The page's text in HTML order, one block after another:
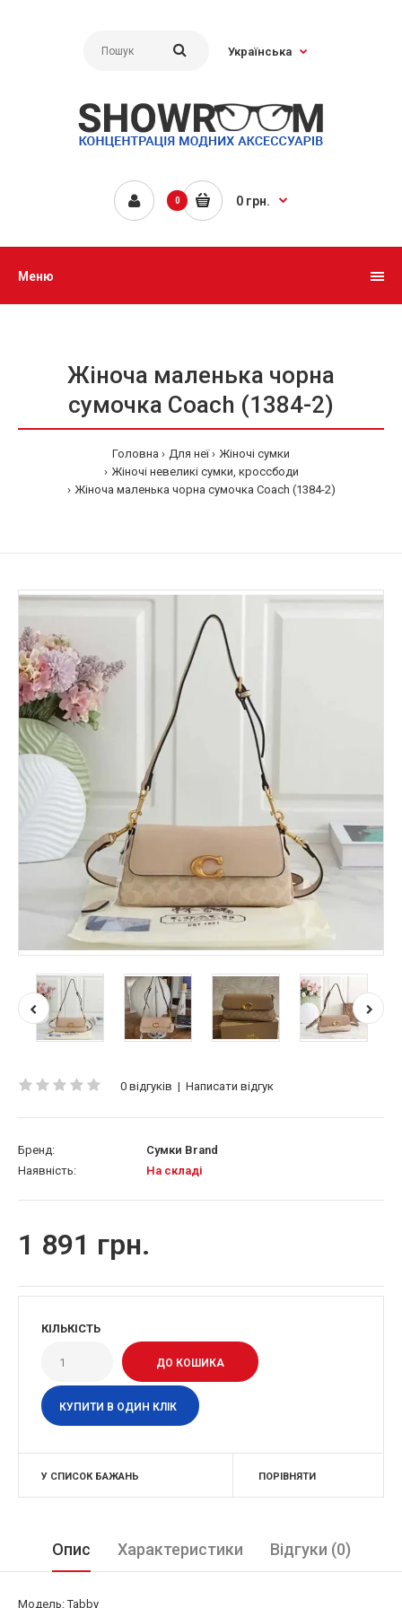
Українська
0 0 грн.
Меню
Жіноча маленька чорна
сумочка Coach (1384-2)
Головна Для неї
Жіночі сумки
Жіночі невеликі сумки, кроссбоди
Жіноча маленька чорна сумочка Coach (1384-2)
0 відгуків | Написати відгук
Бренд:
Сумки Brand
Наявність:
На складі
1 891 грн.
КІЛЬКІСТЬ
КУПИТИ В ОДИН КЛІК
У СПИСОК БАЖАНЬ ПОРІВНЯТИ
Опис Характеристики Відгуки (0)
Модель: Tabby